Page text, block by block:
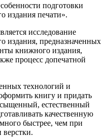
подготовки
издания печати».
исследование
издания, предназначенных
книжного издания,
процесс допечатной
технологий и
книгу и придать
естественный
качественную
быстрее, чем при